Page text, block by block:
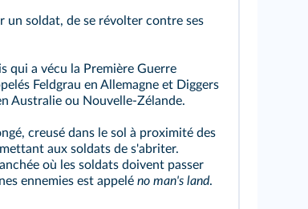
soldat, de se révolter contre ses
qui a vécu la Première Guerre
Feldgrau en Allemagne et Diggers
Australie ou Nouvelle‑Zélande.
creusé dans le sol à proximité des
aux soldats de s'abriter.
où les soldats doivent passer
ennemies est appelé no man's land.